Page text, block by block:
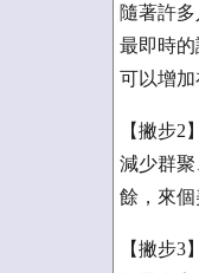
隨著許
最即時
可以增加
【撇步
減少群
餘，來個
【撇步3